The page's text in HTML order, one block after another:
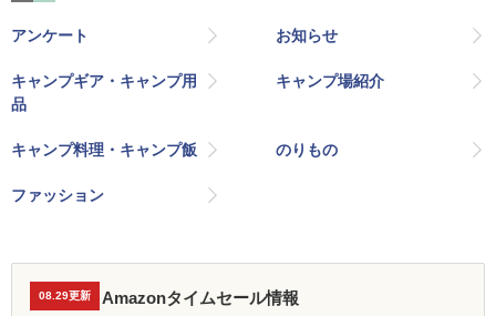
アンケート お知らせ
キャンプギア・キャンプ用
品
キャンプ場紹介
キャンプ料理・キャンプ飯 のりもの
ファッション
08.29更新 Amazonタイムセール情報